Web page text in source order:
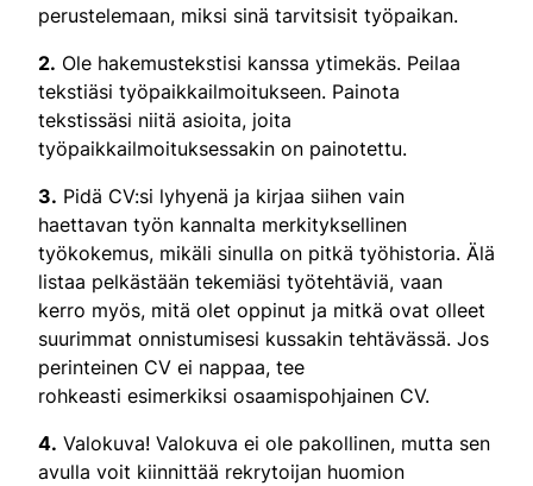
perustelemaan, miksi sinä tarvitsisit työpaikan.
2. Ole hakemustekstisi kanssa ytimekäs. Peilaa
tekstiäsi työpaikkailmoitukseen. Painota
tekstissäsi niitä asioita, joita
työpaikkailmoituksessakin on painotettu.
3. Pidä CV:si lyhyenä ja kirjaa siihen vain
haettavan työn kannalta merkityksellinen
työkokemus, mikäli sinulla on pitkä työhistoria. Älä
listaa pelkästään tekemiäsi työtehtäviä, vaan
kerro myös, mitä olet oppinut ja mitkä ovat olleet
suurimmat onnistumisesi kussakin tehtävässä. Jos
perinteinen CV ei nappaa, tee
rohkeasti esimerkiksi osaamispohjainen CV.
4. Valokuva! Valokuva ei ole pakollinen, mutta sen
avulla voit kiinnittää rekrytoijan huomion